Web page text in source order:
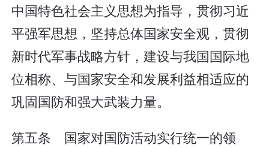
中国特色社会主义思想为指导，贯彻习近
平强军思想，坚持总体国家安全观，贯彻
新时代军事战略方针，建设与我国国际地
位相称、与国家安全和发展利益相适应的
巩固国防和强大武装力量。
第五条 国家对国防活动实行统一的领